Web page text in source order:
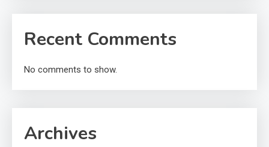
Recent Comments
No comments to show.
Archives